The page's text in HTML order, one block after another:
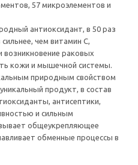
57 микроэлементов и
антиоксидант, в 50 раз
чем витамин С,
раковых
кожи и мышечной системы.
природным свойством
продукт, в состав
антисептики,
и сильным
общеукрепляющее
обменные процессы в